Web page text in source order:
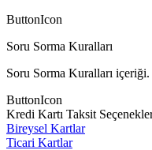
ButtonIcon
Soru Sorma Kuralları
Soru Sorma Kuralları içeriği.
ButtonIcon
Kredi Kartı Taksit
Bireysel Kartlar
Ticari Kartlar